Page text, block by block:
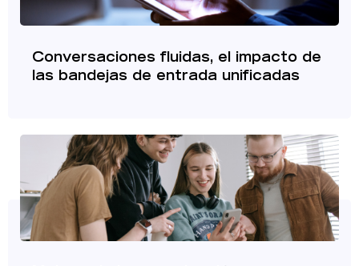
Conversaciones fluidas, el impacto de
las bandejas de entrada unificadas